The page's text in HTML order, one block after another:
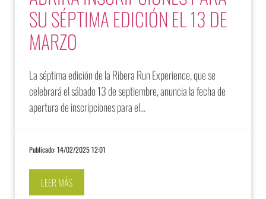
SU SÉPTIMA EDICIÓN EL 13 DE
MARZO
La séptima edición de la Ribera Run Experience, que se
celebrará el sábado 13 de septiembre, anuncia la fecha de
apertura de inscripciones para el…
Publicado: 14/02/2025 12:01
LEER MÁS